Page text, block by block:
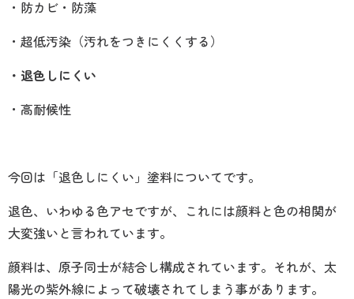
・防カビ・防藻
・超低汚染（汚れをつきにくくする）
・退色しにくい
・高耐候性
今回は「退色しにくい」塗料についてです。
退色、いわゆる色アセですが、これには顔料と色の相関が
大変強いと言われています。
顔料は、原子同士が結合し構成されています。それが、太
陽光の紫外線によって破壊されてしまう事があります。